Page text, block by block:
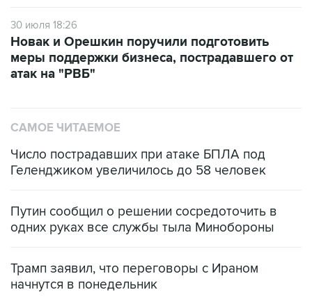
30 июля 18:26
Новак и Орешкин поручили подготовить
меры поддержки бизнеса, пострадавшего от
атак на "РВБ"
САМОЕ ЧИТАЕМОЕ
Число пострадавших при атаке БПЛА под
Геленджиком увеличилось до 58 человек
Путин сообщил о решении сосредоточить в
одних руках все службы тыла Минобороны
Трамп заявил, что переговоры с Ираном
начнутся в понедельник